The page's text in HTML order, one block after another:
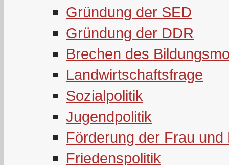
Gründung der SED
Gründung der DDR
Brechen des
Landwirtschaftsfrage
Sozialpolitik
Jugendpolitik
Förderung der Frau und
Friedenspolitik